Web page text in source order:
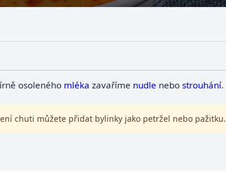
osoleného mléka zavaříme nudle nebo strouhání.
chuti můžete přidat bylinky jako petržel nebo pažitku.